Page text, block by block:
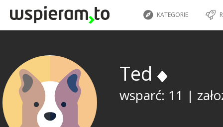
KATEGORIE
Ted
wsparć: 11 |